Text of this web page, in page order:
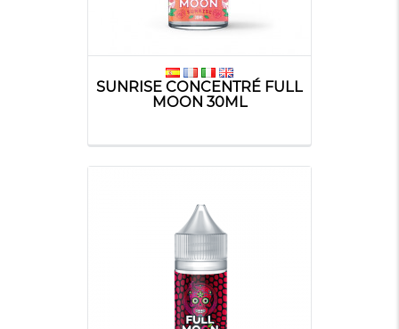
SUNRISE CONCENTRÉ FULL
MOON 30ML